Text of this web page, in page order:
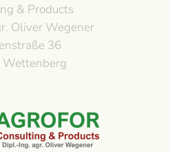
& Products
Oliver Wegener
36